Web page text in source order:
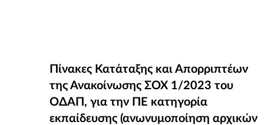
Πίνακες Κατάταξης και Απορριπτέων
της Ανακοίνωσης ΣΟΧ 1/2023 του
ΟΔΑΠ, για την ΠΕ κατηγορία
εκπαίδευσης (ανωνυμοποίηση αρχικών
Πίνακες Κατάταξης και Απορριπτέων
της Ανακοίνωσης ΣΟΧ 1/2023 του
ΟΔΑΠ, για την ΠΕ κατηγορία
εκπαίδευσης (ανωνυμοποίηση αρχικών